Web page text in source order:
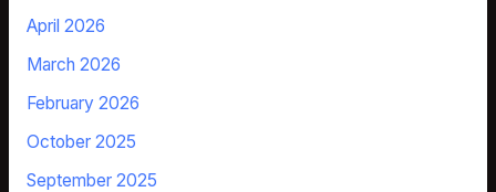
April 2026
March 2026
February 2026
October 2025
September 2025